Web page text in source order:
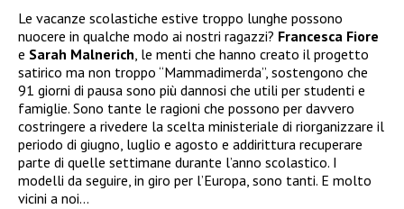
Le vacanze scolastiche estive troppo lunghe possono
nuocere in qualche modo ai nostri ragazzi? Francesca Fiore
e Sarah Malnerich, le menti che hanno creato il progetto
satirico ma non troppo “Mammadimerda”, sostengono che
91 giorni di pausa sono più dannosi che utili per studenti e
famiglie. Sono tante le ragioni che possono per davvero
costringere a rivedere la scelta ministeriale di riorganizzare il
periodo di giugno, luglio e agosto e addirittura recuperare
parte di quelle settimane durante l’anno scolastico. I
modelli da seguire, in giro per l’Europa, sono tanti. E molto
vicini a noi…